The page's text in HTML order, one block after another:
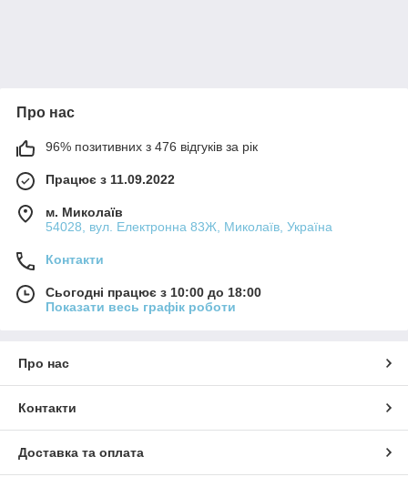
Про нас
96% позитивних з 476 відгуків за рік
Працює з 11.09.2022
м. Миколаїв
54028, вул. Електронна 83Ж, Миколаїв, Україна
Контакти
Сьогодні працює з 10:00 до 18:00
Показати весь графік роботи
Про нас
Контакти
Доставка та оплата